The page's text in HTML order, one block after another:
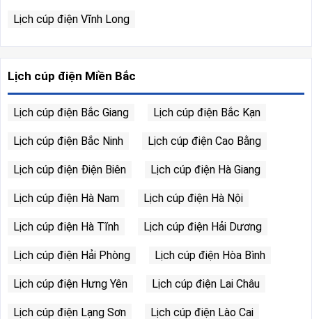
Lịch cúp điện Vĩnh Long
Lịch cúp điện Miền Bắc
Lịch cúp điện Bắc Giang Lịch cúp điện Bắc Kạn
Lịch cúp điện Bắc Ninh Lịch cúp điện Cao Bằng
Lịch cúp điện Điện Biên Lịch cúp điện Hà Giang
Lịch cúp điện Hà Nam Lịch cúp điện Hà Nội
Lịch cúp điện Hà Tĩnh Lịch cúp điện Hải Dương
Lịch cúp điện Hải Phòng Lịch cúp điện Hòa Bình
Lịch cúp điện Hưng Yên Lịch cúp điện Lai Châu
Lịch cúp điện Lạng Sơn Lịch cúp điện Lào Cai